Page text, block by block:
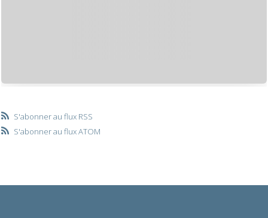
S'abonner au flux RSS
S'abonner au flux ATOM